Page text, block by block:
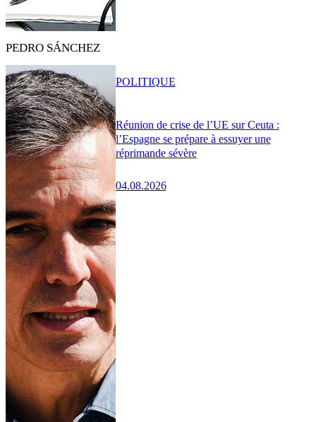
PEDRO SÁNCHEZ
Réunion de crise de l’UE sur Ceuta :
l’Espagne se prépare à essuyer une
réprimande sévère
04.08.2026
POLITIQUE